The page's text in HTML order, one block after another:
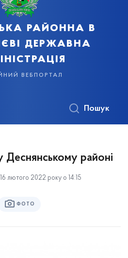
районна в
державна
вебпортал
Пошук
Деснянському районі
лютого 2022 року о 14:15
ФОТО